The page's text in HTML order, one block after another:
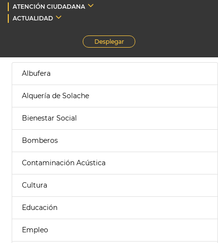
ATENCIÓN CIUDADANA
ACTUALIDAD
Desplegar
Albufera
Alquería de Solache
Bienestar Social
Bomberos
Contaminación Acústica
Cultura
Educación
Empleo